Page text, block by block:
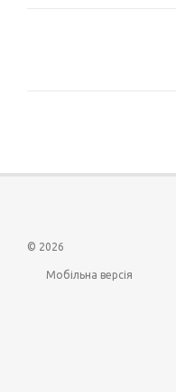
© 2026
Мобільна версія